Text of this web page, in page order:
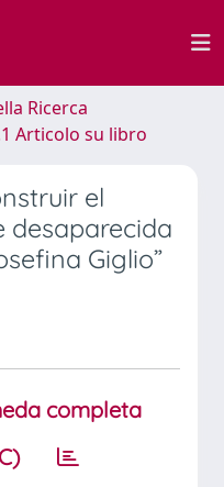
Ricerca
Articolo su libro
el
desaparecida
Giglio”
completa